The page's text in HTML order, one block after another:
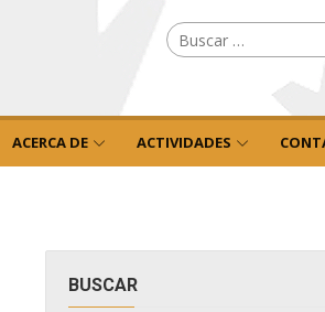
Buscar
por:
ACERCA DE ACTIVIDADES
BUSCAR